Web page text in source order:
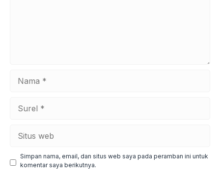
Simpan nama, email, dan situs web saya pada peramban ini untuk
komentar saya berikutnya.